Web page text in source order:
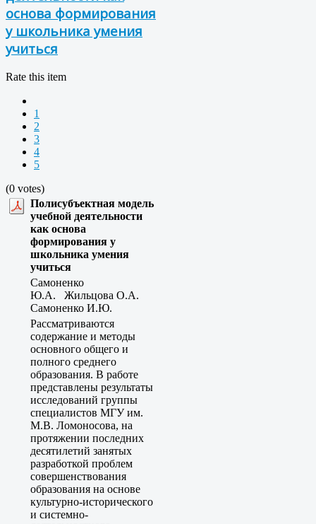
основа формирования
у школьника умения
учиться
Rate this item
1
2
3
4
5
(0 votes)
Полисубъектная модель
учебной деятельности
как основа
формирования у
школьника умения
учиться
Самоненко
Ю.А. Жильцова О.А.
Самоненко И.Ю.
Рассматриваются
содержание и методы
основного общего и
полного среднего
образования. В работе
представлены результаты
исследований группы
специалистов МГУ им.
М.В. Ломоносова, на
протяжении последних
десятилетий занятых
разработкой проблем
совершенствования
образования на основе
культурно-исторического
и системно-